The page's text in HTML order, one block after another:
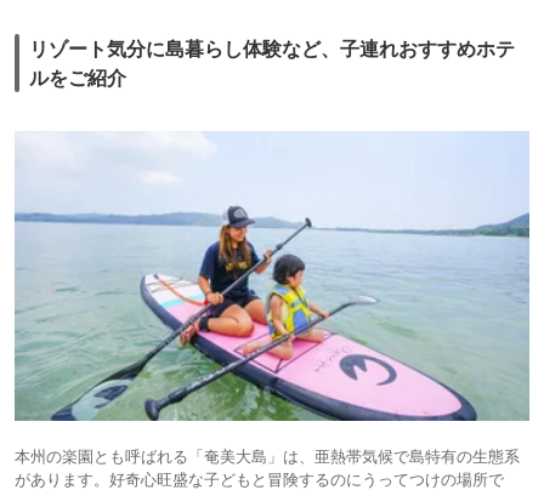
リゾート気分に島暮らし体験など、子連れおすすめホテ
ルをご紹介
本州の楽園とも呼ばれる「奄美大島」は、亜熱帯気候で島特有の生態系
があります。好奇心旺盛な子どもと冒険するのにうってつけの場所で